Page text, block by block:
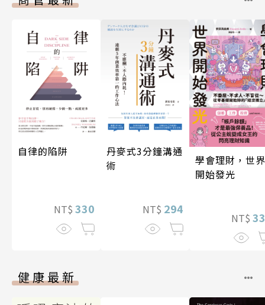
自律的陷阱
NT$ 330
丹麥式3分鐘溝通
術
NT$ 294
學會理財，世界
開始發光
NT$
健康最新